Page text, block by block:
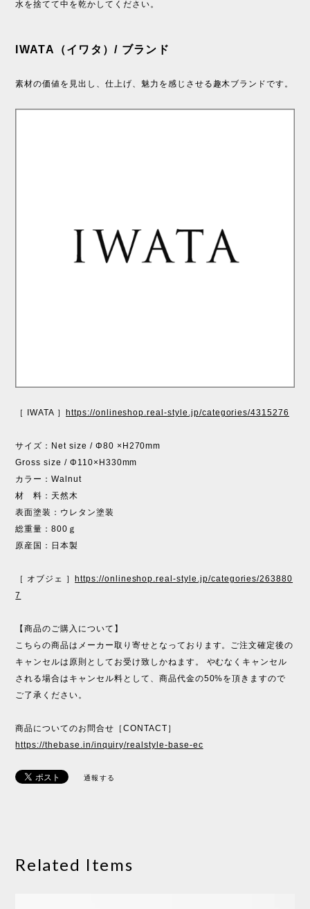
水を捨てて中を乾かしてください。
IWATA（イワタ）/ ブランド
素材の価値を見出し、仕上げ、魅力を感じさせる趣木ブランドです。
［ IWATA ］ https://onlineshop.real-style.jp/categories/4315276
サイズ：Net size / Φ80 ×H270mm
Gross size / Φ110×H330mm
カラー：Walnut
材 料：天然木
表面塗装：ウレタン塗装
総重量：800ｇ
原産国：日本製
［ オブジェ ］
https://onlineshop.real-style.jp/categories/263880
7
【商品のご購入について】
こちらの商品はメーカー取り寄せとなっております。ご注文確定後の
キャンセルは原則としてお受け致しかねます。 やむなくキャンセル
される場合はキャンセル料として、商品代金の50%を頂きますので
ご了承ください。
商品についてのお問合せ［CONTACT］
https://thebase.in/inquiry/realstyle-base-ec
通報する
Related Items